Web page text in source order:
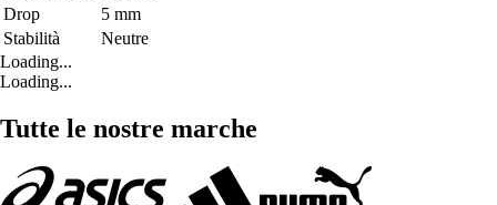
Drop
5 mm
Stabilità
Neutre
Loading...
Loading...
Tutte le nostre marche